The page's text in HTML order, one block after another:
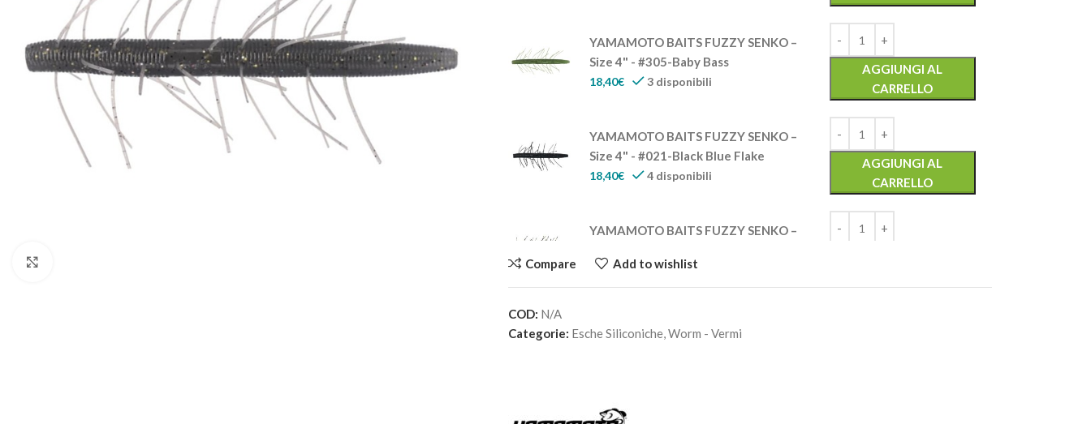
YAMAMOTO BAITS FUZZY SENKO –
Size 4" - #305-Baby Bass
18,40€ 3 disponibili
AGGIUNGI AL
CARRELLO
YAMAMOTO BAITS FUZZY SENKO –
Size 4" - #021-Black Blue Flake
18,40€ 4 disponibili
AGGIUNGI AL
CARRELLO
YAMAMOTO BAITS FUZZY SENKO –
18,40€ 3 disponibili
Size 5" - #021-Black Blue Flake
Compare Add to wishlist
COD: N/A
Categorie: Esche Siliconiche,Worm - Vermi